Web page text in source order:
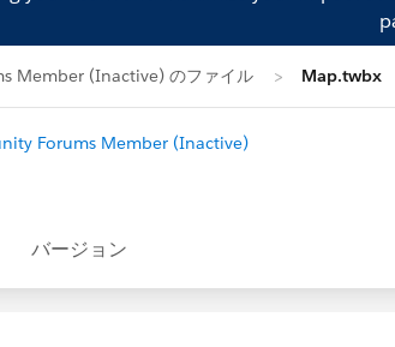
Member (Inactive) のファイル Map.twbx
Forums Member (Inactive)
バージョン